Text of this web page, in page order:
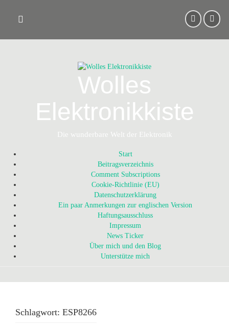
content
Wolles
Elektronikkiste
Die wunderbare Welt der Elektronik
Start
Beitragsverzeichnis
Comment Subscriptions
Cookie-Richtlinie (EU)
Datenschutzerklärung
Ein paar Anmerkungen zur englischen Version
Haftungsausschluss
Impressum
News Ticker
Über mich und den Blog
Unterstütze mich
Schlagwort: ESP8266